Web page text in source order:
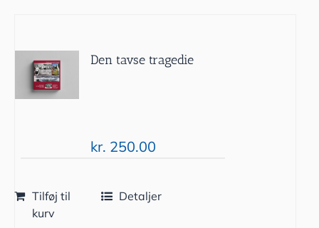
Den tavse tragedie
kr. 250.00
Tilføj til
kurv
Detaljer